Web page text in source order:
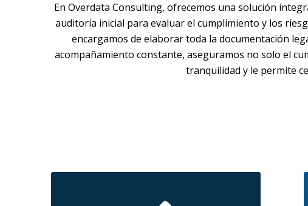
En Overdata Consulting, ofrecemos una solución
auditoría inicial para evaluar el cumplimiento y los
encargamos de elaborar toda la documentación
acompañamiento constante, aseguramos no solo el
tranquilidad y le permite